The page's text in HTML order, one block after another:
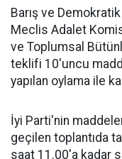
Barış ve
Meclis Adalet
ve Toplumsal
teklifi 10'uncu
yapılan oylama ile
İyi Parti'nin
geçilen toplantıda
saat 11.00'a kadar